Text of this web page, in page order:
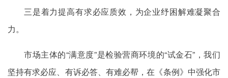
三是着力提高有求必应质效，为企业纾困解难凝聚合
力。
市场主体的“满意度”是检验营商环境的“试金石”，我们
坚持有求必应、有诉必答、有难必帮，在《条例》中强化市